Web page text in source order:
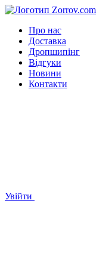
Про нас
Доставка
Дропшипінг
Відгуки
Новини
Контакти
Увійти